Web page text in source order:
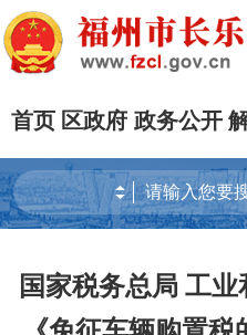
首页 区政府 政务公开
国家税务总局 工